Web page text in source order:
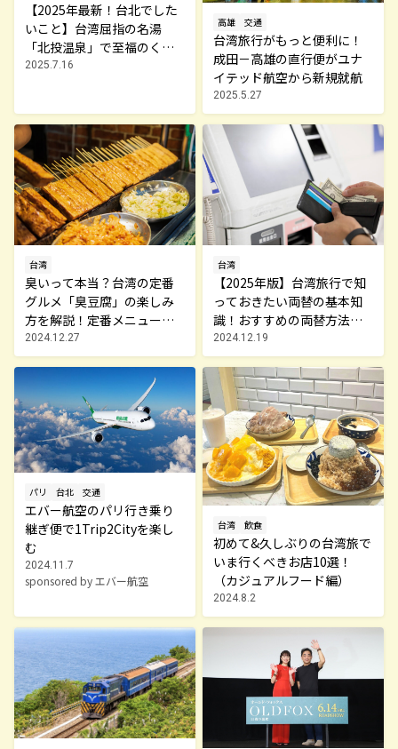
【2025年最新！台北でした
いこと】台湾屈指の名湯
「北投温泉」で至福のくつ
ろぎ旅
2025.7.16
高雄 交通
台湾旅行がもっと便利に！
成田－高雄の直行便がユナ
イテッド航空から新規就航
2025.5.27
台湾
臭いって本当？台湾の定番
グルメ「臭豆腐」の楽しみ
方を解説！定番メニューと
おすすめ店も紹介
2024.12.27
台湾
【2025年版】台湾旅行で知
っておきたい両替の基本知
識！おすすめの両替方法も
解説
2024.12.19
パリ 台北 交通
エバー航空のパリ行き乗り
継ぎ便で1Trip2Cityを楽し
む
2024.11.7
sponsored by エバー航空
台湾 飲食
初めて&久しぶりの台湾旅で
いま行くべきお店10選！
（カジュアルフード編）
2024.8.2